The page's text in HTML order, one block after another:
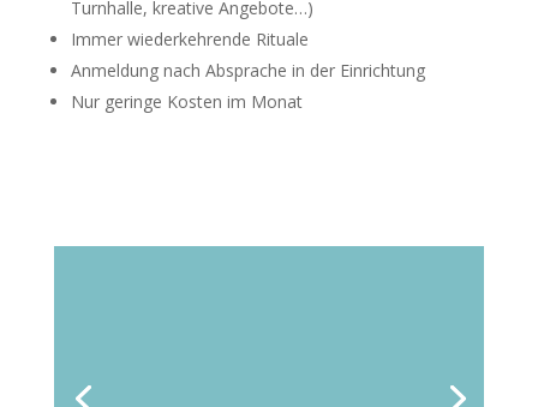
Turnhalle, kreative Angebote…)
Immer wiederkehrende Rituale
Anmeldung nach Absprache in der Einrichtung
Nur geringe Kosten im Monat